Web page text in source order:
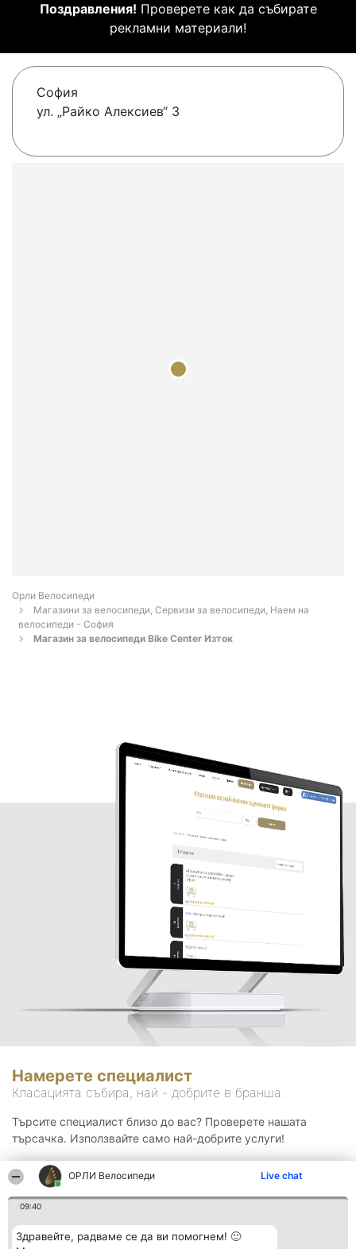
ОРЛИ Велосипеди Live chat
09:40
Здравейте, радваме се да ви помогнем! 🙂
Поздравления! Проверете как да събирате
рекламни материали!
София
ул. „Райко Алексиев“ 3
Орли Велосипеди
Магазини за велосипеди, Сервизи за велосипеди, Наем на
велосипеди - София
Магазин за велосипеди Bike Center Изток
Намерете специалист
Класацията събира, най - добрите в бранша.
Търсите специалист близо до вас? Проверете нашата
търсачка. Използвайте само най-добрите услуги!